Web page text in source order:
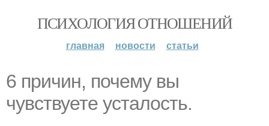
ПСИХОЛОГИЯ ОТНОШЕНИЙ
главная новости статьи
6 причин, почему вы
чувствуете усталость.